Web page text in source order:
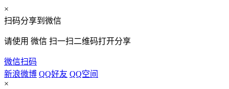
×
扫码分享到微信
请使用 微信 扫一扫二维码打开分享
微信扫码
新浪微博 QQ好友 QQ空间
×